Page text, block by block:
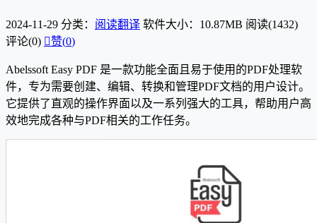
2024-11-29 分类： 阅读翻译 软件大小：10.87MB 阅读(1432)
评论(0) 赞(0)
Abelssoft Easy PDF 是一款功能全面且易于使用的PDF处理软
件，专为需要创建、编辑、转换和管理PDF文档的用户设计。
它提供了直观的操作界面以及一系列强大的工具，帮助用户高
效地完成各种与PDF相关的工作任务。